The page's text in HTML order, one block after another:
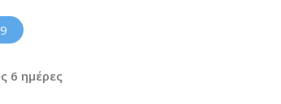
6 ημέρες